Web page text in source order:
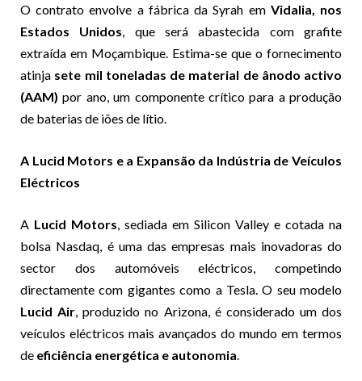
O contrato envolve a fábrica da Syrah em Vidalia, nos
Estados Unidos, que será abastecida com grafite
extraída em Moçambique. Estima-se que o fornecimento
atinja sete mil toneladas de material de ânodo activo
(AAM) por ano, um componente crítico para a produção
de baterias de iões de lítio.
A Lucid Motors e a Expansão da Indústria de Veículos
Eléctricos
A Lucid Motors, sediada em Silicon Valley e cotada na
bolsa Nasdaq, é uma das empresas mais inovadoras do
sector dos automóveis eléctricos, competindo
directamente com gigantes como a Tesla. O seu modelo
Lucid Air, produzido no Arizona, é considerado um dos
veículos eléctricos mais avançados do mundo em termos
de eficiência energética e autonomia.